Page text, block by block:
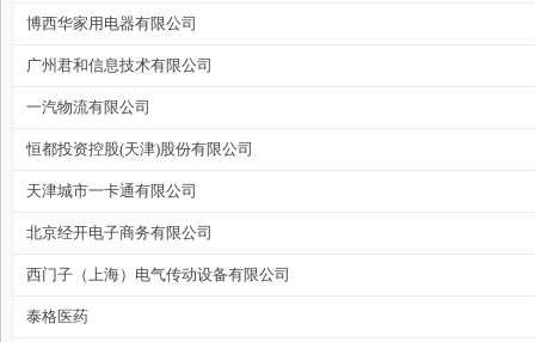
博西华家用电器有限公司
广州君和信息技术有限公司
一汽物流有限公司
恒都投资控股(天津)股份有限公司
天津城市一卡通有限公司
北京经开电子商务有限公司
西门子（上海）电气传动设备有限公司
泰格医药